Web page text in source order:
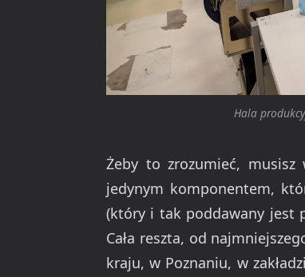
Hala
Żeby to zrozumieć, musisz
jedynym komponentem,
(który i tak poddawany jest
Cała reszta, od
kraju, w Poznaniu, w